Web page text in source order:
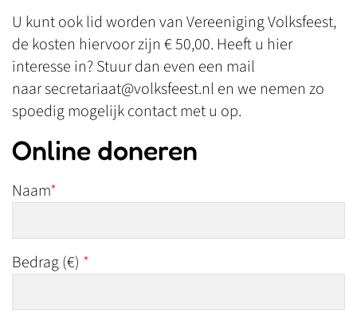
U kunt ook lid worden van Vereeniging Volksfeest,
de kosten hiervoor zijn € 50,00. Heeft u hier
interesse in? Stuur dan even een mail
naar secretariaat@volksfeest.nl en we nemen zo
spoedig mogelijk contact met u op.
Online doneren
Naam*
Bedrag (€) *